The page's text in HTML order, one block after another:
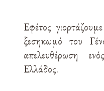
Εφέτος
ξεσηκωμό του
απελευθέρωση
Ελλάδος.